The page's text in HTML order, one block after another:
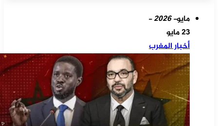
مايو- 2026 -
23 مايو
أخبار المغرب